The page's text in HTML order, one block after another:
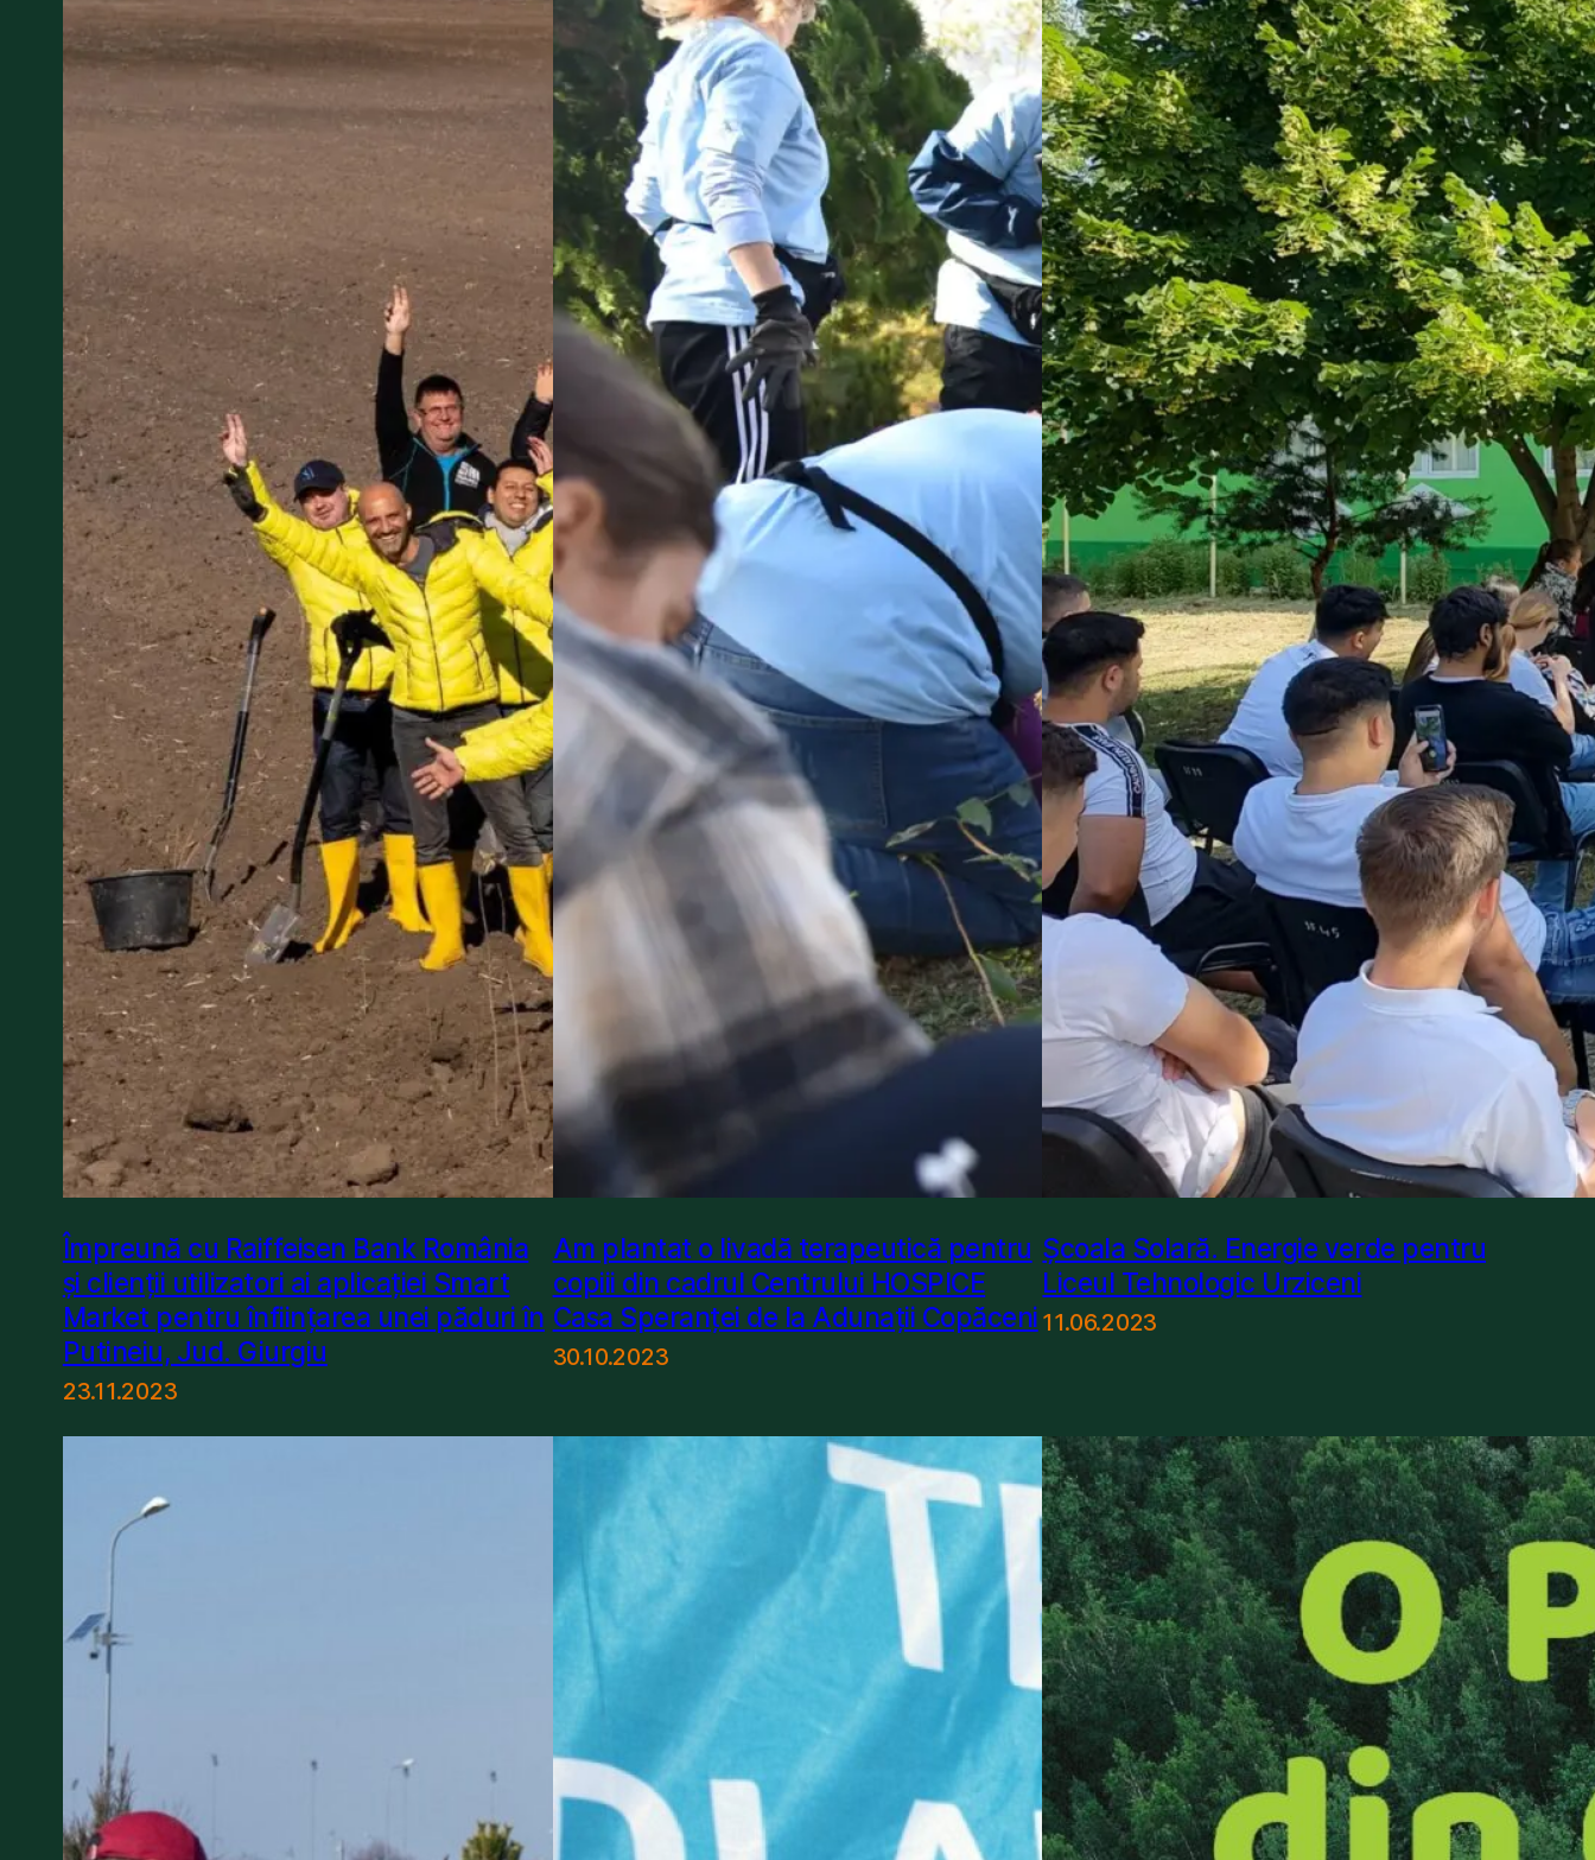
Împreună cu Raiffeisen Bank România
și clienții utilizatori ai aplicației Smart
Market pentru înființarea unei păduri în
Putineiu, Jud. Giurgiu
23.11.2023
Am plantat o livadă terapeutică pentru
copiii din cadrul Centrului HOSPICE
Casa Speranței de la Adunații Copăceni
30.10.2023
Școala Solară. Energie verde pentru
Liceul Tehnologic Urziceni
11.06.2023